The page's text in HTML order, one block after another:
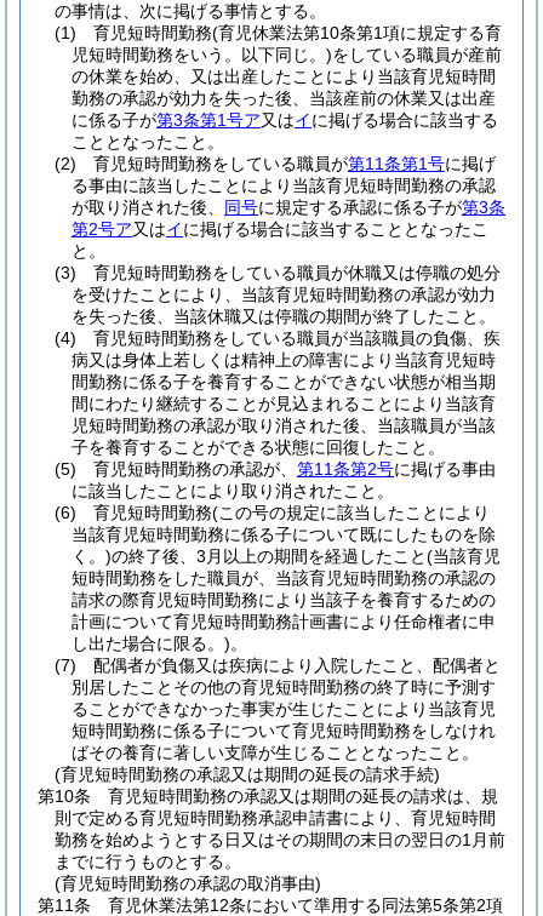
の事情は、次に掲げる事情とする。
(1)
育児短時間勤務(育児休業法第10条第1項に規定する育
児短時間勤務をいう。以下同じ。)をしている職員が産前
の休業を始め、又は出産したことにより当該育児短時間
勤務の承認が効力を失った後、当該産前の休業又は出産
に係る子が第3条第1号ア又はイに掲げる場合に該当する
こととなったこと。
(2)
育児短時間勤務をしている職員が第11条第1号に掲げ
る事由に該当したことにより当該育児短時間勤務の承認
が取り消された後、 同号に規定する承認に係る子が第3条
第2号ア又はイに掲げる場合に該当することとなったこ
と。
(3)
育児短時間勤務をしている職員が休職又は停職の処分
を受けたことにより、当該育児短時間勤務の承認が効力
を失った後、当該休職又は停職の期間が終了したこと。
(4)
育児短時間勤務をしている職員が当該職員の負傷、疾
病又は身体上若しくは精神上の障害により当該育児短時
間勤務に係る子を養育することができない状態が相当期
間にわたり継続することが見込まれることにより当該育
児短時間勤務の承認が取り消された後、当該職員が当該
子を養育することができる状態に回復したこと。
(5)
育児短時間勤務の承認が、 第11条第2号に掲げる事由
に該当したことにより取り消されたこと。
(6)
育児短時間勤務(この号の規定に該当したことにより
当該育児短時間勤務に係る子について既にしたものを除
く。)の終了後、3月以上の期間を経過したこと(当該育児
短時間勤務をした職員が、当該育児短時間勤務の承認の
請求の際育児短時間勤務により当該子を養育するための
計画について育児短時間勤務計画書により任命権者に申
し出た場合に限る。)。
(7)
配偶者が負傷又は疾病により入院したこと、配偶者と
別居したことその他の育児短時間勤務の終了時に予測す
ることができなかった事実が生じたことにより当該育児
短時間勤務に係る子について育児短時間勤務をしなけれ
ばその養育に著しい支障が生じることとなったこと。
(育児短時間勤務の承認又は期間の延長の請求手続)
第10条
育児短時間勤務の承認又は期間の延長の請求は、規
則で定める育児短時間勤務承認申請書により、育児短時間
勤務を始めようとする日又はその期間の末日の翌日の1月前
までに行うものとする。
(育児短時間勤務の承認の取消事由)
第11条
育児休業法第12条において準用する同法第5条第2項